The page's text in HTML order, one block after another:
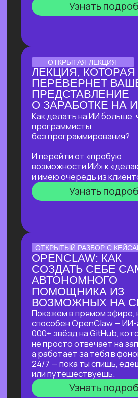
Узнать подробнее
ОТКРЫТЫЙ УРОК
ПО ИСПОЛЬЗОВАНИЮ
НЕЙРОСЕТЕЙ ДЛЯ
ЗДОРОВЬЯ
Расскажем как:
Разбираться в своём здоровье
c помощью ИИ
Экономить на врачах и ненужных
анализах и при этом
не навредить себе
Узнать подробнее
ЛЕКЦИЯ-ПРАКТИКУМ
ПО ПРИМЕНЕНИЮ ИИ
ДЛЯ ЖУРНАЛИСТОВ,
РЕДАКТОРОВ, ПИАРЩИКОВ,
АВТОРОВ И ВСЕХ, КТО
РАБОТАЕТ С ТЕКСТОМ
СМИ
как собрать список компаний,
данные и инфографику по нужной
теме
как из самого примитивного
черновика «получить текст
уровня хорошего медиа»
Узнать подробнее
БОЛЬШОЙ ПРАКТИКУМ
ПО СОЗДАНИЮ
ВИЗУАЛЬНОГО КОНТЕНТА
С ИИ-ИНСТРУМЕНТАМИ,
ДОСТУПНЫМИ В РФ
За 2 часа покажем, как создавать
трендовый видеоконтент уровня Veo‑3,
цифровых аватаров и визуал